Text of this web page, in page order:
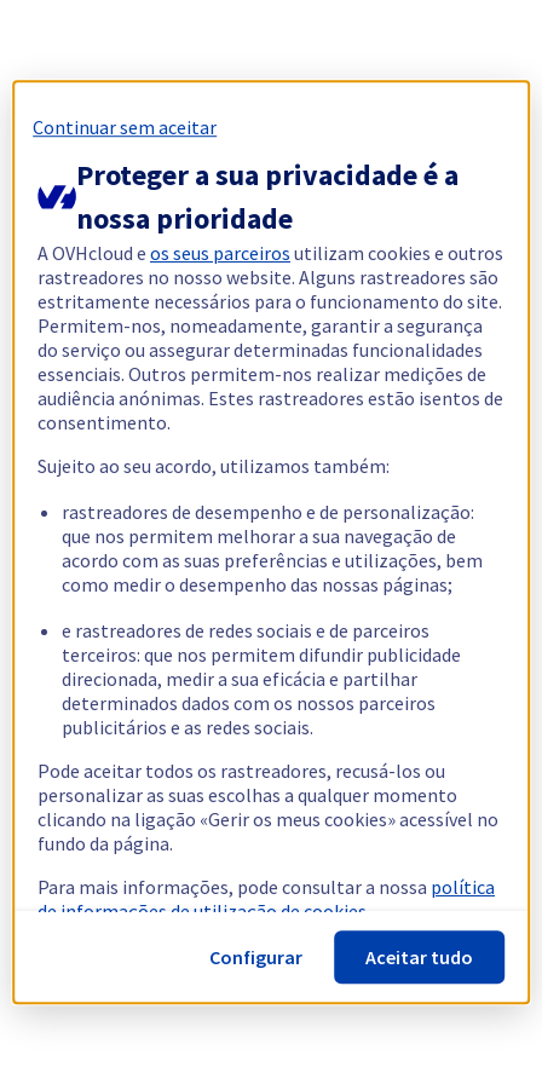
Continuar sem aceitar
Proteger a sua privacidade é a
nossa prioridade
A OVHcloud eos seus parceiros utilizam cookies e outros
rastreadores no nosso website. Alguns rastreadores são
estritamente necessários para o funcionamento do site.
Permitem-nos, nomeadamente, garantir a segurança
do serviço ou assegurar determinadas funcionalidades
essenciais. Outros permitem-nos realizar medições de
audiência anónimas. Estes rastreadores estão isentos de
consentimento.
Sujeito ao seu acordo, utilizamos também:
rastreadores de desempenho e de personalização:
que nos permitem melhorar a sua navegação de
acordo com as suas preferências e utilizações, bem
como medir o desempenho das nossas páginas;
e rastreadores de redes sociais e de parceiros
terceiros: que nos permitem difundir publicidade
direcionada, medir a sua eficácia e partilhar
determinados dados com os nossos parceiros
publicitários e as redes sociais.
Pode aceitar todos os rastreadores, recusá-los ou
personalizar as suas escolhas a qualquer momento
clicando na ligação «Gerir os meus cookies» acessível no
fundo da página.
Para mais informações, pode consultar a nossa política
de informações de utilização de cookies.
Configurar
Aceitar tudo